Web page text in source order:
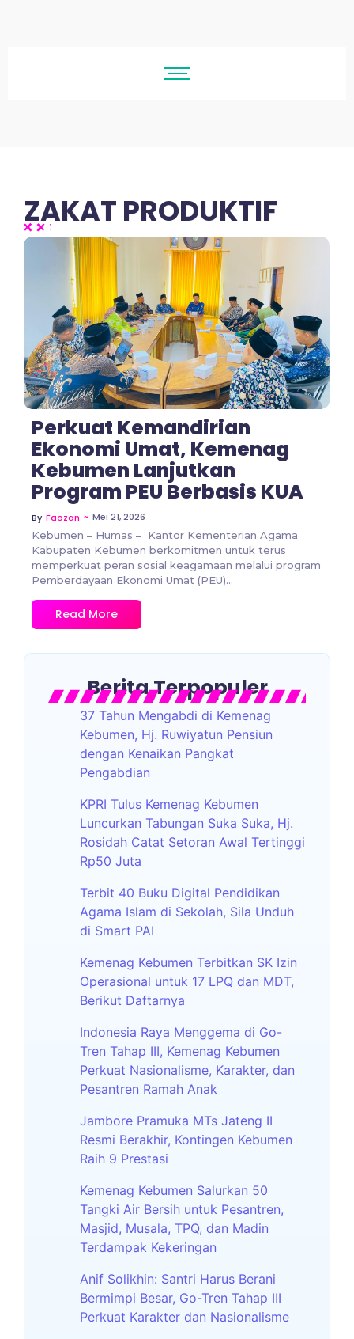
ZAKAT PRODUKTIF
No Comments
Perkuat Kemandirian
Ekonomi Umat, Kemenag
Kebumen Lanjutkan
Program PEU Berbasis KUA
By Faozan ~ Mei 21, 2026
Kebumen – Humas – Kantor Kementerian Agama
Kabupaten Kebumen berkomitmen untuk terus
memperkuat peran sosial keagamaan melalui program
Pemberdayaan Ekonomi Umat (PEU)...
Read More
Berita Terpopuler
37 Tahun Mengabdi di Kemenag
Kebumen, Hj. Ruwiyatun Pensiun
dengan Kenaikan Pangkat
Pengabdian
KPRI Tulus Kemenag Kebumen
Luncurkan Tabungan Suka Suka, Hj.
Rosidah Catat Setoran Awal Tertinggi
Rp50 Juta
Terbit 40 Buku Digital Pendidikan
Agama Islam di Sekolah, Sila Unduh
di Smart PAI
Kemenag Kebumen Terbitkan SK Izin
Operasional untuk 17 LPQ dan MDT,
Berikut Daftarnya
Indonesia Raya Menggema di Go-
Tren Tahap III, Kemenag Kebumen
Perkuat Nasionalisme, Karakter, dan
Pesantren Ramah Anak
Jambore Pramuka MTs Jateng II
Resmi Berakhir, Kontingen Kebumen
Raih 9 Prestasi
Kemenag Kebumen Salurkan 50
Tangki Air Bersih untuk Pesantren,
Masjid, Musala, TPQ, dan Madin
Terdampak Kekeringan
Anif Solikhin: Santri Harus Berani
Bermimpi Besar, Go-Tren Tahap III
Perkuat Karakter dan Nasionalisme